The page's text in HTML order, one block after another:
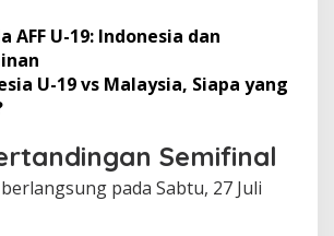
AFF U-19: Indonesia dan
U-19 vs Malaysia, Siapa yang
Semifinal
pada Sabtu, 27 Juli